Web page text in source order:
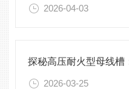
2026-04-03
2026-03-25